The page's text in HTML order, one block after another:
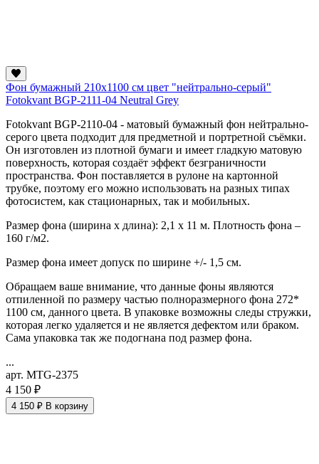
Фон бумажный 210х1100 см цвет "нейтрально-серый"
Fotokvant BGP-2111-04 Neutral Grey
Fotokvant BGP-2110-04 - матовый бумажный фон нейтрально-
серого цвета подходит для предметной и портретной съёмки.
Он изготовлен из плотной бумаги и имеет гладкую матовую
поверхность, которая создаёт эффект безграничности
пространства. Фон поставляется в рулоне на картонной
трубке, поэтому его можно использовать на разных типах
фотосистем, как стационарных, так и мобильных.
Размер фона (ширина х длина): 2,1 х 11 м. Плотность фона –
160 г/м2.
Размер фона имеет допуск по ширине +/- 1,5 см.
Обращаем ваше внимание, что данные фоны являются
отпиленной по размеру частью полноразмерного фона 272*
1100 см, данного цвета. В упаковке возможны следы стружки,
которая легко удаляется и не является дефектом или браком.
Сама упаковка так же подогнана под размер фона.
...
арт. MTG-2375
4 150 ₽
4 150 ₽ В корзину